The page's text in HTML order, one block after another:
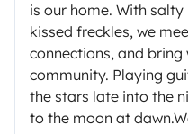
is our home. With
kissed freckles, we
connections, and
community. Playing
the stars late into the
to the moon at